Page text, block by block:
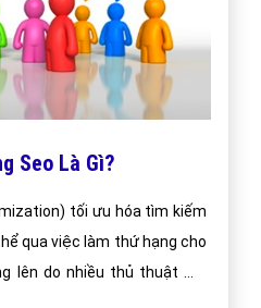
Seo Là Gì?
tối ưu hóa tìm kiếm
qua việc làm thứ hạng cho
lên do nhiều thủ thuật mà